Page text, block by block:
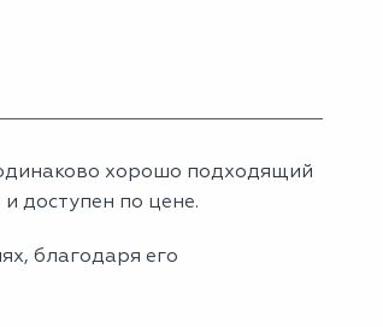
хорошо подходящий
доступен по цене.
благодаря его